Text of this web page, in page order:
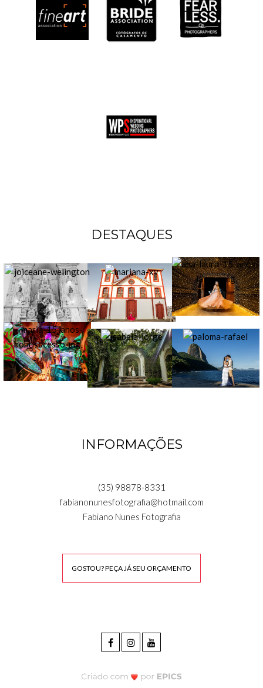
DESTAQUES
INFORMAÇÕES
(35) 98878-8331
fabianonunesfotografia@hotmail.com
Fabiano Nunes Fotografia
GOSTOU? PEÇA JÁ SEU ORÇAMENTO